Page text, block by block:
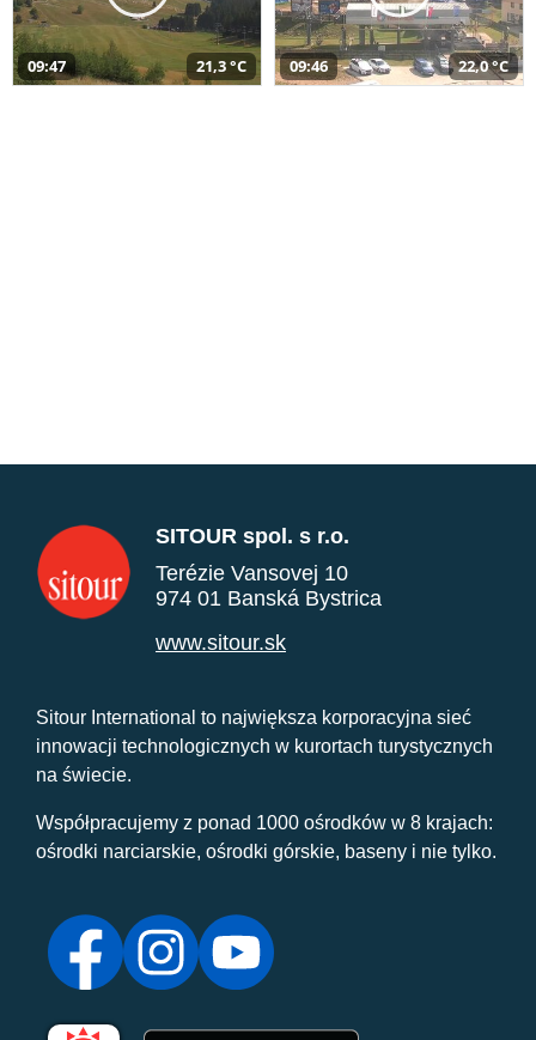
09:47 21,3 °C 09:46 22,0 °C
SITOUR spol. s r.o.
Terézie Vansovej 10
974 01 Banská Bystrica
www.sitour.sk
Sitour International to największa korporacyjna sieć
innowacji technologicznych w kurortach turystycznych
na świecie.
Współpracujemy z ponad 1000 ośrodków w 8 krajach:
ośrodki narciarskie, ośrodki górskie, baseny i nie tylko.